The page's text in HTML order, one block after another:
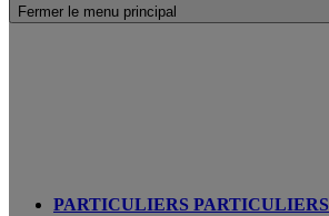
Fermer le menu principal
PARTICULIERS PARTICULIERS